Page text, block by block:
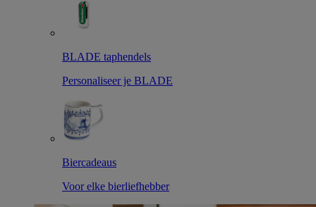
BLADE taphendels
Personaliseer je BLADE
Biercadeaus
Voor elke bierliefhebber